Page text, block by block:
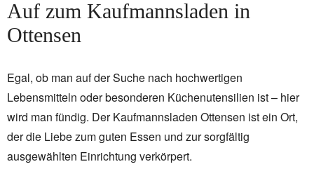
Auf zum Kaufmannsladen in
Ottensen
Egal, ob man auf der Suche nach hochwertigen
Lebensmitteln oder besonderen Küchenutensilien ist – hier
wird man fündig. Der Kaufmannsladen Ottensen ist ein Ort,
der die Liebe zum guten Essen und zur sorgfältig
ausgewählten Einrichtung verkörpert.